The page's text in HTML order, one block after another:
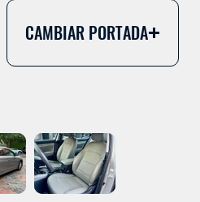
CAMBIAR PORTADA